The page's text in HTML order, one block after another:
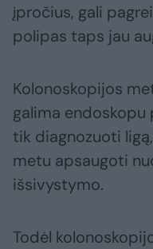
įpročius, gali
polipas taps jau
Kolonoskopijos
galima
tik diagnozuoti
metu apsaugoti
išsivystymo.
Todėl